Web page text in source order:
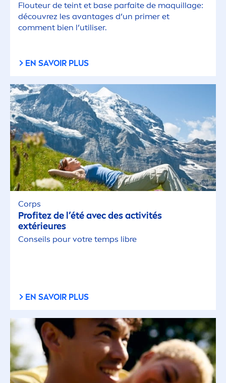
Flouteur de teint et base parfaite de maquillage:
découvrez les avantages d‘un primer et
comment bien l‘utiliser.
EN SAVOIR PLUS
Corps
Profitez de l’été avec des activités
extérieures
Conseils pour votre temps libre
EN SAVOIR PLUS